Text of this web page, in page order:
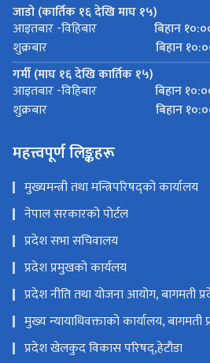
जाडो (कार्तिक १६ देखि माघ १५)
आइतबार -विहिबार
बिहान
शुक्रबार
बिहान
गर्मी (माघ १६ देखि कार्तिक १५)
आइतबार -विहिबार
बिहान
शुक्रबार
बिहान
महत्त्वपूर्ण लिङ्कहरू
मुख्यमन्त्री तथा मन्त्रिपरिषद्‌को कार्यालय
नेपाल सरकारको पोर्टल
प्रदेश सभा सचिवालय
प्रदेश प्रमुखको कार्यलय
प्रदेश नीति तथा योजना आयोग, बागमती
मुख्य न्यायाधिवक्ताको कार्यालय, बागमती
प्रदेश खेलकुद विकास परिषद्,हेटौडा